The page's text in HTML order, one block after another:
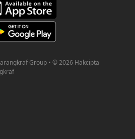
Group • © 2026 Hakcipta